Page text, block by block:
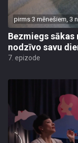
pirms 3 mēnešiem, 3
Bezmiegs sākas
nodzīvo savu
7. epizode